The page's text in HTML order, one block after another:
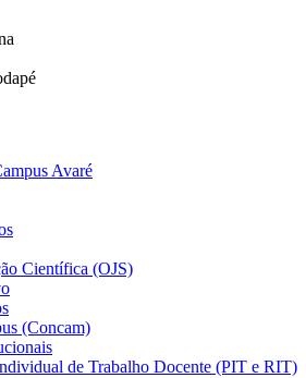
Avaré
Científica (OJS)
(Concam)
de Trabalho Docente (PIT e RIT)